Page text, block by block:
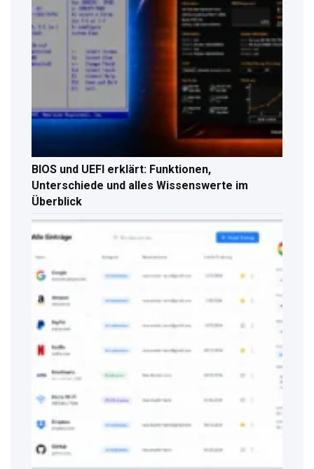
BIOS und UEFI erklärt: Funktionen,
Unterschiede und alles Wissenswerte im
Überblick